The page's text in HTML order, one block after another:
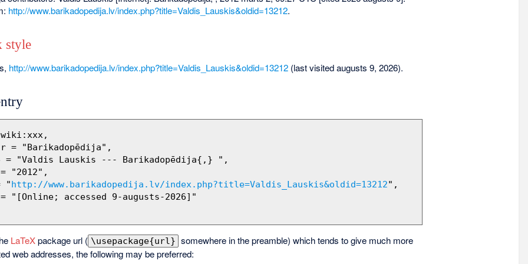
http://www.barikadopedija.lv/index.php?title=Valdis_Lauskis&oldid=13212.
style
http://www.barikadopedija.lv/index.php?title=Valdis_Lauskis&oldid=13212(last visited augusts 9, 2026).
"
http://www.barikadopedija.lv/index.php?title=Valdis_Lauskis&oldid=13212",
LaTeXpackage url ( \usepackage{url} somewhere in the preamble) which tends to give much more
web addresses, the following may be preferred: